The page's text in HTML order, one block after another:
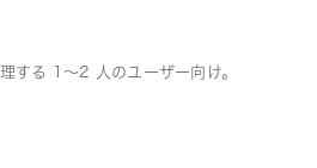
する 1～2 人のユーザー向け。